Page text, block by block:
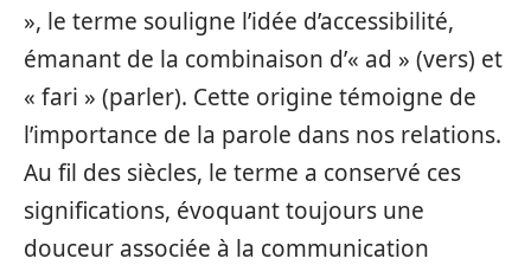
», le terme souligne l’idée d’accessibilité,
émanant de la combinaison d’« ad » (vers) et
« fari » (parler). Cette origine témoigne de
l’importance de la parole dans nos relations.
Au fil des siècles, le terme a conservé ces
significations, évoquant toujours une
douceur associée à la communication